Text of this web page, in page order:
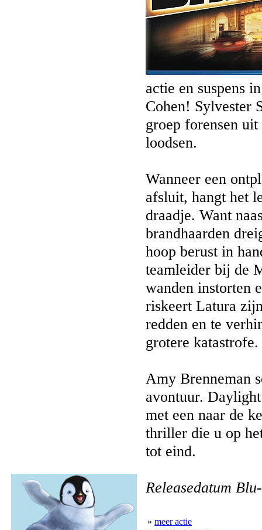
actie en suspens
Cohen! Sylvester
groep forensen
loodsen.
Wanneer een
afsluit, hangt het
draadje. Want
brandhaarden
hoop berust in
teamleider bij de
wanden instorten
riskeert Latura
redden en te
grotere katastrofe.
Amy Brenneman
avontuur.
met een naar de
thriller die u op
tot eind.
Releasedatum
» meer actie